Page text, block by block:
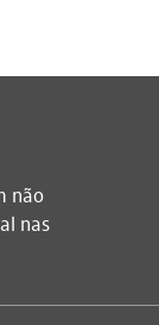
não
nas